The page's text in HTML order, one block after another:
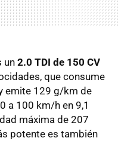
un2.0 TDI de 150 CV
que consume
emite 129 g/km de
a 100 km/h en 9,1
máxima de 207
potente es también